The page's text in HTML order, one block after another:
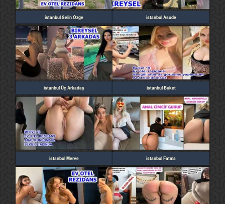
istanbul Selin Özge istanbul Asude
istanbul Üç Arkadaş istanbul Buket
istanbul Merve istanbul Fatma